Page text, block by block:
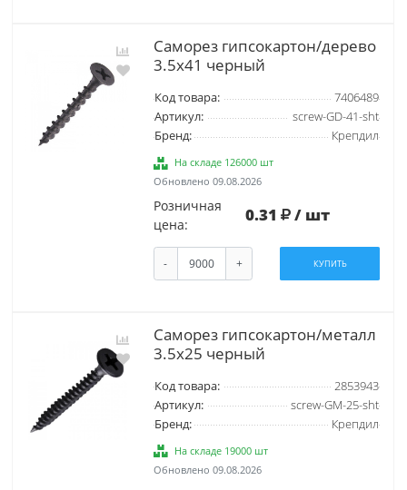
Саморез гипсокартон/дерево
3.5х41 черный
Код товара:
7406489
Артикул:
screw-GD-41-sht
Бренд:
Крепдил
На складе 126000 шт
Обновлено 09.08.2026
Розничная
цена:
0.31 / шт
- + КУПИТЬ
Саморез гипсокартон/металл
3.5х25 черный
Код товара:
2853943
Артикул:
screw-GM-25-sht
Бренд:
Крепдил
На складе 19000 шт
Обновлено 09.08.2026